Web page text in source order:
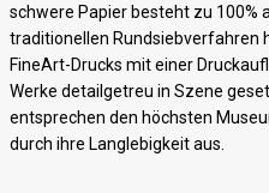
schwere Papier besteht zu 100%
traditionellen Rundsiebverfahren
FineArt-Drucks mit einer
Werke detailgetreu in Szene
entsprechen den höchsten
durch ihre Langlebigkeit aus.